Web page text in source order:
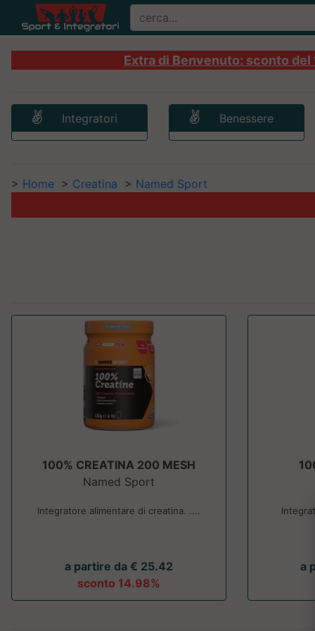
Extra di Benvenuto: sconto
Integratori Benessere
> Home > Creatina > Named Sport
100% CREATINA 200 MESH
Named Sport
Integratore alimentare di creatina. ....
a partire da € 25.42
sconto 14.98%
a